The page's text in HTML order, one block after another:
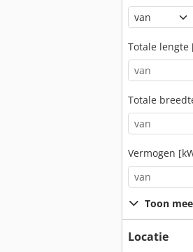
Totale lengte
Totale
Vermogen
Toon
Locatie